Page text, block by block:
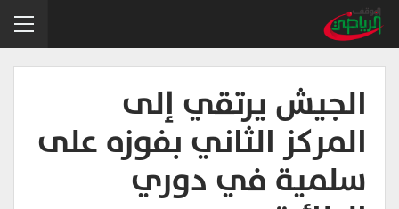
الجيش يرتقي إلى
المركز الثاني بفوزه على
سلمية في دوري